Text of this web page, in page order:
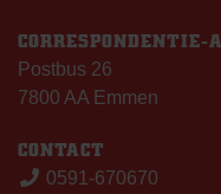
CORRESPONDENTIE-
Postbus 26
7800 AA Emmen
CONTACT
0591-670670